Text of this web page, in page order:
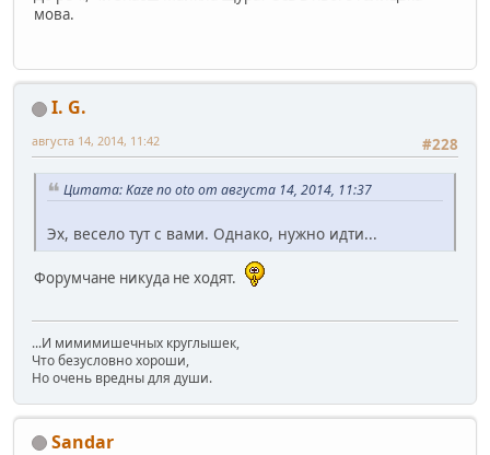
мова.
I. G.
#228
августа 14, 2014, 11:42
Цитата: Kaze no oto от августа 14, 2014, 11:37
Эх, весело тут с вами. Однако, нужно идти...
Форумчане никуда не ходят.
...И мимимишечных круглышек,
Что безусловно хороши,
Но очень вредны для души.
Sandar